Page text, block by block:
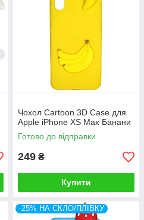
Чохол Cartoon 3D Case для
Apple iPhone XS Max Банани
Готово до відправки
249 ₴
Купити
-25% НА СКЛО/ПЛІВКУ